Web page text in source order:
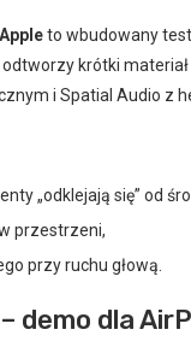
to wbudowany test
odtworzy krótki
i Spatial Audio z
„odklejają się” od
przestrzeni,
przy ruchu głową.
demo dla